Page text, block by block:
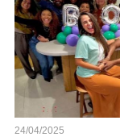
24/04/2025